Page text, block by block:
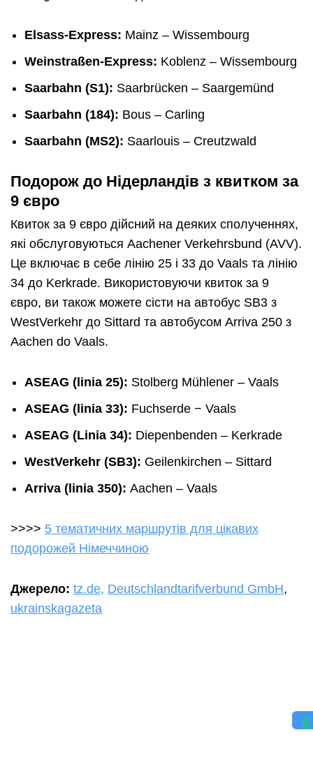
Elsass-Express: Mainz – Wissembourg
Weinstraßen-Express: Koblenz – Wissembourg
Saarbahn (S1): Saarbrücken – Saargemünd
Saarbahn (184): Bous – Carling
Saarbahn (MS2): Saarlouis – Creutzwald
Подорож до Нідерландів з квитком за
9 євро
Квиток за 9 євро дійсний на деяких сполученнях,
які обслуговуються Aachener Verkehrsbund (AVV).
Це включає в себе лінію 25 і 33 до Vaals та лінію
34 до Kerkrade. Використовуючи квиток за 9
євро, ви також можете сісти на автобус SB3 з
WestVerkehr до Sittard та автобусом Arriva 250 з
Aachen do Vaals.
ASEAG (linia 25): Stolberg Mühlener – Vaals
ASEAG (linia 33): Fuchserde − Vaals
ASEAG (Linia 34): Diepenbenden – Kerkrade
WestVerkehr (SB3): Geilenkirchen – Sittard
Arriva (linia 350): Aachen – Vaals
>>>> 5 тематичних маршрутів для цікавих
подорожей Німеччиною
Джерело: tz.de, Deutschlandtarifverbund GmbH,
ukrainskagazeta